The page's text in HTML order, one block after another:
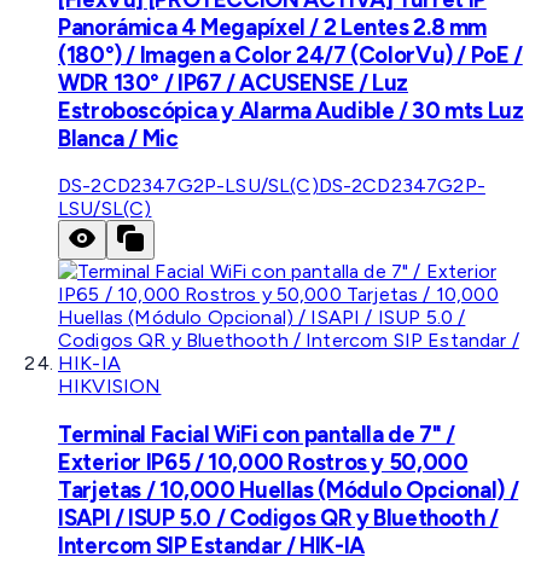
Panorámica 4 Megapíxel / 2 Lentes 2.8 mm
(180°) / Imagen a Color 24/7 (ColorVu) / PoE /
WDR 130° / IP67 / ACUSENSE / Luz
Estroboscópica y Alarma Audible / 30 mts Luz
Blanca / Mic
DS-2CD2347G2P-LSU/SL(C)DS-2CD2347G2P-
LSU/SL(C)
HIKVISION
Terminal Facial WiFi con pantalla de 7" /
Exterior IP65 / 10,000 Rostros y 50,000
Tarjetas / 10,000 Huellas (Módulo Opcional) /
ISAPI / ISUP 5.0 / Codigos QR y Bluethooth /
Intercom SIP Estandar / HIK-IA